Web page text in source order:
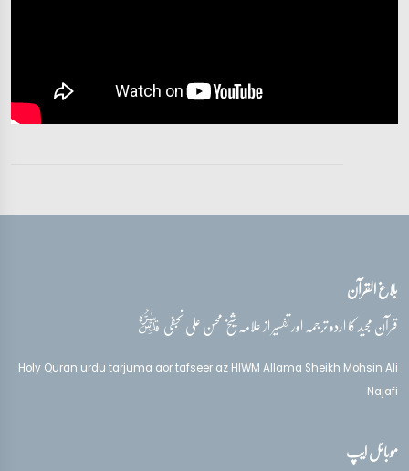
تفسیر قرآن سورہ ‎النمل
تفسیر قرآن سورہ ‎النمل
بلاغ القرآن
قرآن مجید کا اردو ترجمہ اور تفسیر از علامہ شیخ محسن علی نجفیقدس‌سره
Holy Quran urdu tarjuma aor tafseer az HIWM Allama Sheikh Mohsin Ali
Najafi
موبائل ایپ